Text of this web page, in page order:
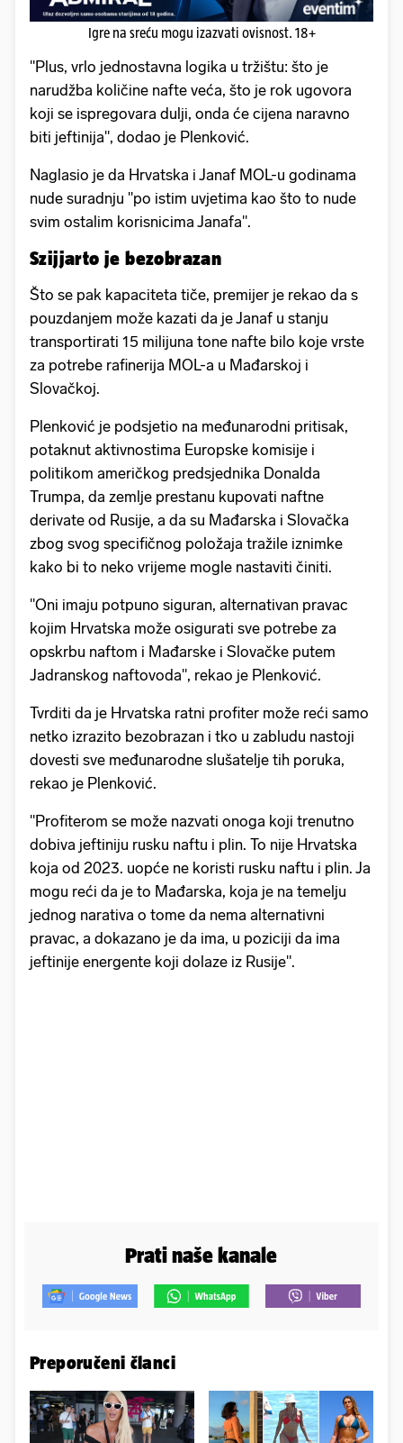
Igre na sreću mogu izazvati ovisnost. 18+
"Plus, vrlo jednostavna logika u tržištu: što je
narudžba količine nafte veća, što je rok ugovora
koji se ispregovara dulji, onda će cijena naravno
biti jeftinija", dodao je Plenković.
Naglasio je da Hrvatska i Janaf MOL-u godinama
nude suradnju "po istim uvjetima kao što to nude
svim ostalim korisnicima Janafa".
Szijjarto je bezobrazan
Što se pak kapaciteta tiče, premijer je rekao da s
pouzdanjem može kazati da je Janaf u stanju
transportirati 15 milijuna tone nafte bilo koje vrste
za potrebe rafinerija MOL-a u Mađarskoj i
Slovačkoj.
Plenković je podsjetio na međunarodni pritisak,
potaknut aktivnostima Europske komisije i
politikom američkog predsjednika Donalda
Trumpa, da zemlje prestanu kupovati naftne
derivate od Rusije, a da su Mađarska i Slovačka
zbog svog specifičnog položaja tražile iznimke
kako bi to neko vrijeme mogle nastaviti činiti.
"Oni imaju potpuno siguran, alternativan pravac
kojim Hrvatska može osigurati sve potrebe za
opskrbu naftom i Mađarske i Slovačke putem
Jadranskog naftovoda", rekao je Plenković.
Tvrditi da je Hrvatska ratni profiter može reći samo
netko izrazito bezobrazan i tko u zabludu nastoji
dovesti sve međunarodne slušatelje tih poruka,
rekao je Plenković.
"Profiterom se može nazvati onoga koji trenutno
dobiva jeftiniju rusku naftu i plin. To nije Hrvatska
koja od 2023. uopće ne koristi rusku naftu i plin. Ja
mogu reći da je to Mađarska, koja je na temelju
jednog narativa o tome da nema alternativni
pravac, a dokazano je da ima, u poziciji da ima
jeftinije energente koji dolaze iz Rusije".
Prati naše kanale
Preporučeni članci